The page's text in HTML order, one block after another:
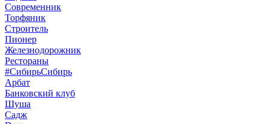
Современник
Торфяник
Строитель
Пионер
Железнодорожник
Рестораны
#СибирьСибирь
Арбат
Банковский клуб
Шуша
Садж